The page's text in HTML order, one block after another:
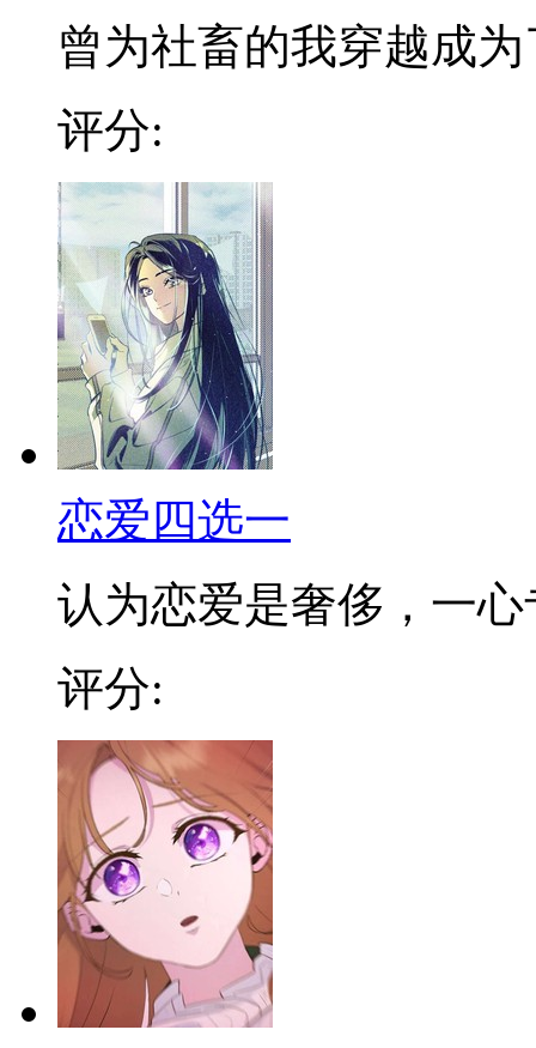
曾为社畜的我穿越成为
评分:
恋爱四选一
认为恋爱是奢侈，一心
评分: